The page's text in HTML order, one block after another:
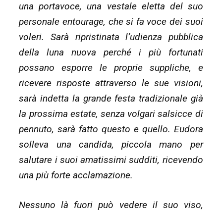
una portavoce, una vestale eletta del suo
personale entourage, che si fa voce dei suoi
voleri. Sarà ripristinata l’udienza pubblica
della luna nuova perché i più fortunati
possano esporre le proprie suppliche, e
ricevere risposte attraverso le sue visioni,
sarà indetta la grande festa tradizionale già
la prossima estate, senza volgari salsicce di
pennuto, sarà fatto questo e quello. Eudora
solleva una candida, piccola mano per
salutare i suoi amatissimi sudditi, ricevendo
una più forte acclamazione.
Nessuno là fuori può vedere il suo viso,